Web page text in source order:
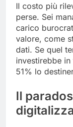
Il costo più
perse. Sei
carico
valore, come
dati. Se quel
investirebbe
51% lo
Il